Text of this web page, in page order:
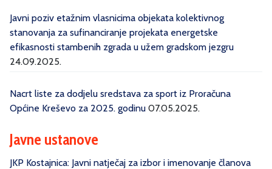
Javni poziv etažnim vlasnicima objekata kolektivnog
stanovanja za sufinanciranje projekata energetske
efikasnosti stambenih zgrada u užem gradskom jezgru
24.09.2025.
Nacrt liste za dodjelu sredstava za sport iz Proračuna
Općine Kreševo za 2025. godinu 07.05.2025.
Javne ustanove
JKP Kostajnica: Javni natječaj za izbor i imenovanje članova